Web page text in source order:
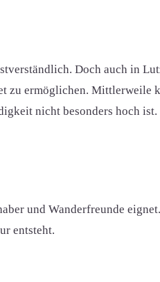
Doch auch in
zu ermöglichen. Mittlerweile
nicht besonders hoch
und Wanderfreunde
entsteht.